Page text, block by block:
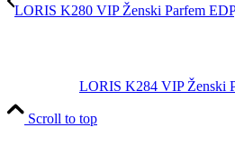
LORIS K280 VIP Ženski Parfem
LORIS K284 VIP Ženski
Scroll to top